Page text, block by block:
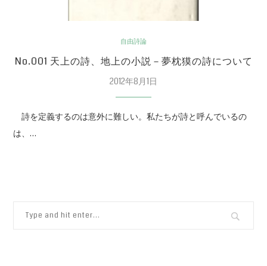
自由詩論
No.001 天上の詩、地上の小説－夢枕獏の詩について
2012年8月1日
詩を定義するのは意外に難しい。私たちが詩と呼んでいるの
は、…